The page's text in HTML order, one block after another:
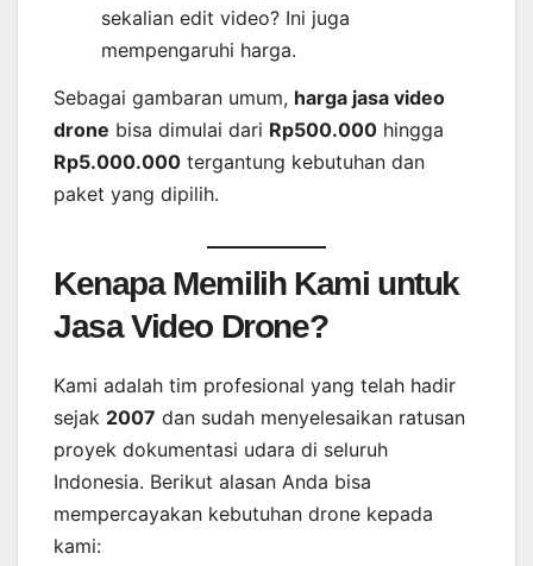
sekalian edit video? Ini juga
mempengaruhi harga.
Sebagai gambaran umum, harga jasa video
drone bisa dimulai dari Rp500.000 hingga
Rp5.000.000 tergantung kebutuhan dan
paket yang dipilih.
Kenapa Memilih Kami untuk
Jasa Video Drone?
Kami adalah tim profesional yang telah hadir
sejak 2007 dan sudah menyelesaikan ratusan
proyek dokumentasi udara di seluruh
Indonesia. Berikut alasan Anda bisa
mempercayakan kebutuhan drone kepada
kami: